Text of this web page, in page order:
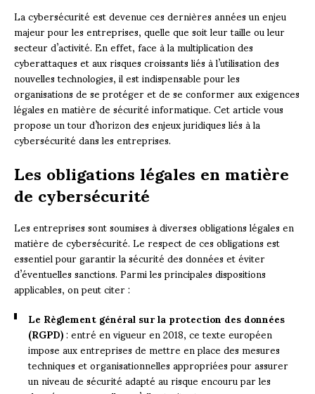
La cybersécurité est devenue ces dernières années un enjeu
majeur pour les entreprises, quelle que soit leur taille ou leur
secteur d’activité. En effet, face à la multiplication des
cyberattaques et aux risques croissants liés à l’utilisation des
nouvelles technologies, il est indispensable pour les
organisations de se protéger et de se conformer aux exigences
légales en matière de sécurité informatique. Cet article vous
propose un tour d’horizon des enjeux juridiques liés à la
cybersécurité dans les entreprises.
Les obligations légales en matière
de cybersécurité
Les entreprises sont soumises à diverses obligations légales en
matière de cybersécurité. Le respect de ces obligations est
essentiel pour garantir la sécurité des données et éviter
d’éventuelles sanctions. Parmi les principales dispositions
applicables, on peut citer :
Le Règlement général sur la protection des données
(RGPD): entré en vigueur en 2018, ce texte européen
impose aux entreprises de mettre en place des mesures
techniques et organisationnelles appropriées pour assurer
un niveau de sécurité adapté au risque encouru par les